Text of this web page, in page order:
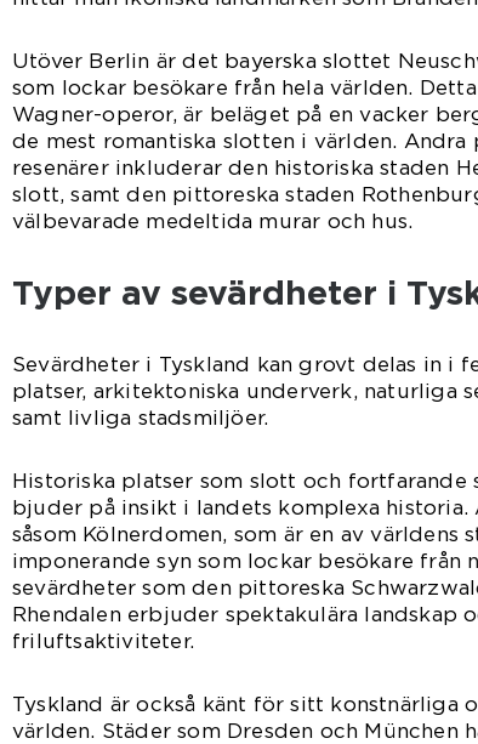
Utöver Berlin är det bayerska slottet
som lockar besökare från hela världen.
Wagner-operor, är beläget på en vacker
de mest romantiska slotten i världen. Andra
resenärer inkluderar den historiska staden
slott, samt den pittoreska staden
välbevarade medeltida murar och hus.
Typer av sevärdheter i
Sevärdheter i Tyskland kan grovt delas in i
platser, arkitektoniska underverk, naturliga
samt livliga stadsmiljöer.
Historiska platser som slott och fortfarande
bjuder på insikt i landets komplexa
såsom Kölnerdomen, som är en av världens
imponerande syn som lockar besökare från
sevärdheter som den pittoreska
Rhendalen erbjuder spektakulära landskap
friluftsaktiviteter.
Tyskland är också känt för sitt konstnärliga
världen. Städer som Dresden och München